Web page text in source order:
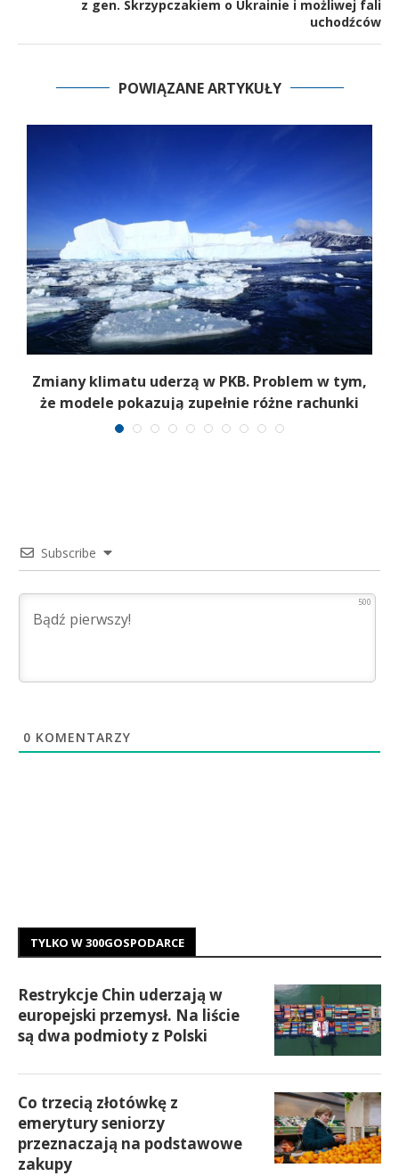
z gen. Skrzypczakiem o Ukrainie i możliwej fali
uchodźców
POWIĄZANE ARTYKUŁY
Zmiany klimatu uderzą w PKB. Problem w tym,
że modele pokazują zupełnie różne rachunki
Subscribe
500
0 KOMENTARZY
TYLKO W 300GOSPODARCE
Restrykcje Chin uderzają w
europejski przemysł. Na liście
są dwa podmioty z Polski
Co trzecią złotówkę z
emerytury seniorzy
przeznaczają na podstawowe
zakupy